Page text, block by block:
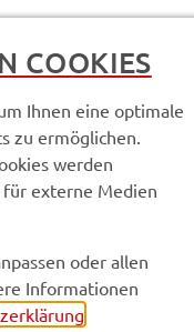
Waffe
COOKIES
Ihnen eine optimale
zu ermöglichen.
werden
für externe Medien
oder allen
Informationen